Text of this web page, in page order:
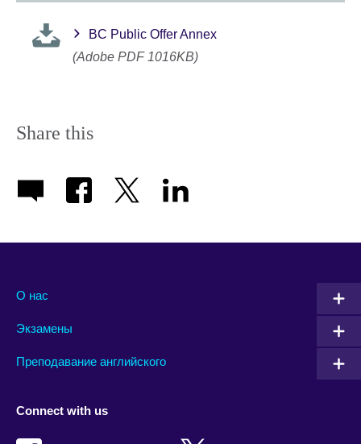
BC Public Offer Annex
(Adobe PDF 1016KB)
Share this
О нас
Экзамены
Преподавание английского
Connect with us